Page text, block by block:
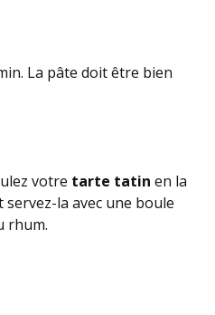
La pâte doit être bien
votre tarte tatin en la
la avec une boule
rhum.